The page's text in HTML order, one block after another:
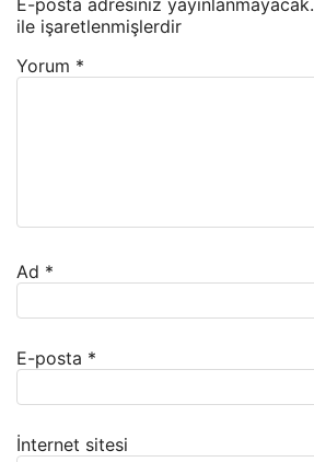
E-posta adresiniz yayınlanmayacak.
ile işaretlenmişlerdir
Yorum *
Ad *
E-posta *
İnternet sitesi